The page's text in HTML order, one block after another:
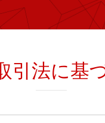
引法に基